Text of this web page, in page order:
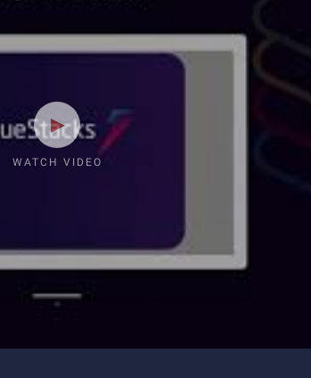
WATCH VIDEO